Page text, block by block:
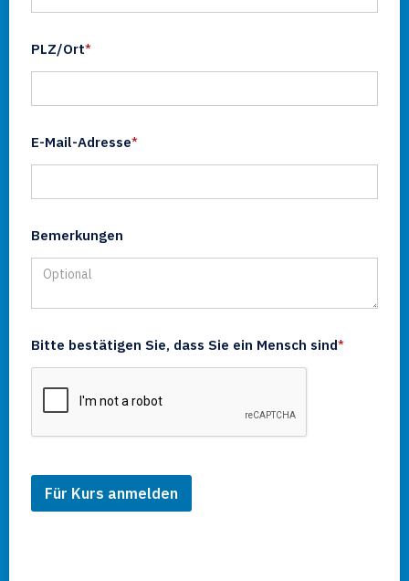
PLZ/Ort*
E-Mail-Adresse*
Bemerkungen
Bitte bestätigen Sie, dass Sie ein Mensch sind*